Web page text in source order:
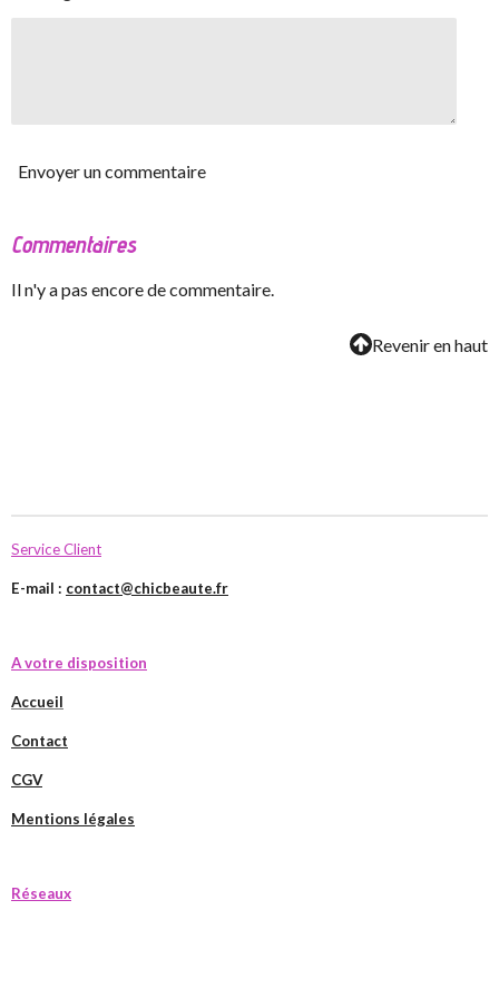
Envoyer un commentaire
Commentaires
Il n'y a pas encore de commentaire.
Revenir en haut
Service Client
E-mail : contact@chicbeaute.fr
A votre disposition
Accueil
Contact
CGV
Mentions légales
Réseaux